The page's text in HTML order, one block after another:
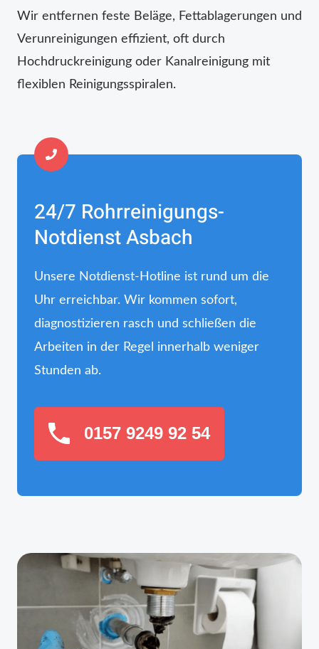
Wir entfernen feste Beläge, Fettablagerungen und
Verunreinigungen effizient, oft durch
Hochdruckreinigung oder Kanalreinigung mit
flexiblen Reinigungsspiralen.
24/7 Rohrreinigungs-
Notdienst Asbach
Unsere Notdienst-Hotline ist rund um die
Uhr erreichbar. Wir kommen sofort,
diagnostizieren rasch und schließen die
Arbeiten in der Regel innerhalb weniger
Stunden ab.
0157 9249 92 54